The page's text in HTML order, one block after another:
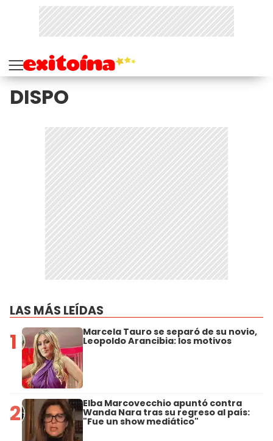
DISPO
LAS MÁS LEÍDAS
1 Marcela Tauro se separó de su novio,
Leopoldo Arancibia: los motivos
2 Elba Marcovecchio apuntó contra
Wanda Nara tras su regreso al país:
"Fue un show mediático"